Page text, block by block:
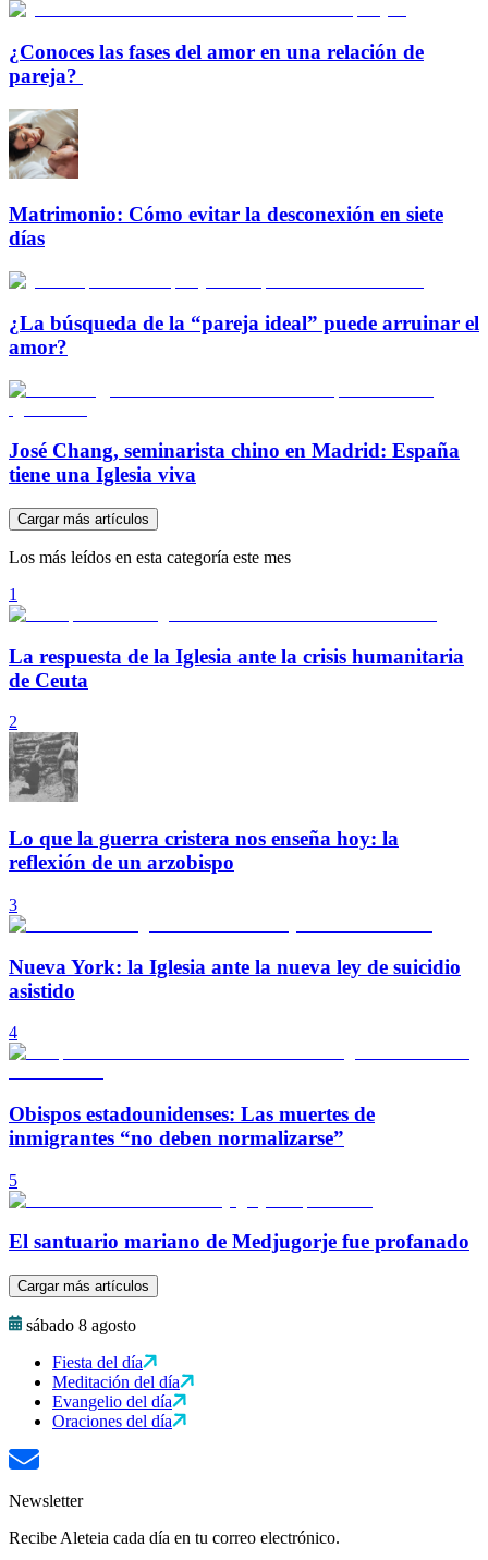
¿Conoces las fases del amor en una relación de
pareja?
Matrimonio: Cómo evitar la desconexión en siete
días
¿La búsqueda de la “pareja ideal” puede arruinar el
amor?
José Chang, seminarista chino en Madrid: España
tiene una Iglesia viva
Cargar más artículos
Los más leídos en esta categoría este mes
1
La respuesta de la Iglesia ante la crisis humanitaria
de Ceuta
2
Lo que la guerra cristera nos enseña hoy: la
reflexión de un arzobispo
3
Nueva York: la Iglesia ante la nueva ley de suicidio
asistido
4
Obispos estadounidenses: Las muertes de
inmigrantes “no deben normalizarse”
5
El santuario mariano de Medjugorje fue profanado
Cargar más artículos
sábado 8 agosto
Fiesta del día
Meditación del día
Evangelio del día
Oraciones del día
Newsletter
Recibe Aleteia cada día en tu correo electrónico.